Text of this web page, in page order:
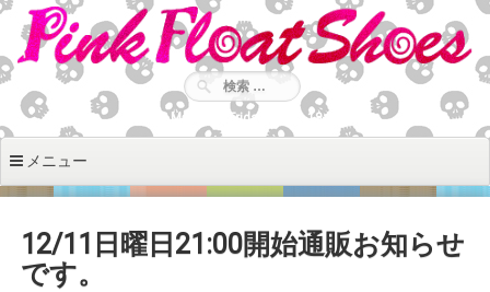
コ
テ
ン
へ
動
Monday - Friday: 9:00 - 18:30
メニュー
12/11日曜日21:00開始通販お知らせ
です。